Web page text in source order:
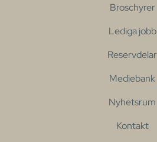
Broschyrer
Lediga jobb
Reservdelar
Mediebank
Nyhetsrum
Kontakt